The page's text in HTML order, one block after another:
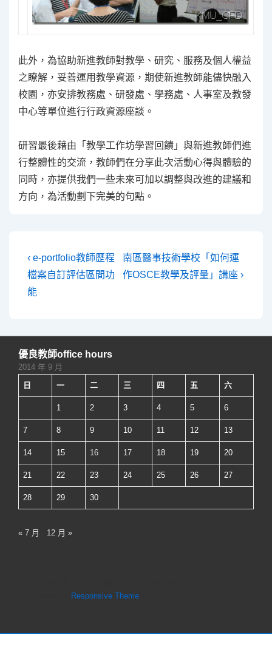
此外，為協助新進教師對教學、研究、服務及個人權益
之瞭解，妥善運用教學資源，期使新進教師能儘快融入
校園，亦安排教務處、研發處、學務處、人事室及教發
中心等單位進行行政資源座談。
研習最後藉由「教學工作坊學習回饋」與新進教師們進
行整體性的交流，教師們在分享此次活動心得與體驗的
同時，亦提供我們一些未來可加以調整與改進的建議和
方向，為活動劃下完美的句點。
文
章
導
Previous
Post
is
‹ e-portfolio教師歷程
檔案自訂評估區間功
能
Next
Post
南區醫事技術學校「如何運
作OSCE教學及評量」講座 ›
優良教師office hours
2014 年 9 月
日
一 二 三 四 五 六
1 2 3 4 5 6
7 8 9 10 11 12 13
14 15 16 17 18 19 20
21 22 23 24 25 26 27
28 29 30
« 7 月 12 月 »
Responsive Theme